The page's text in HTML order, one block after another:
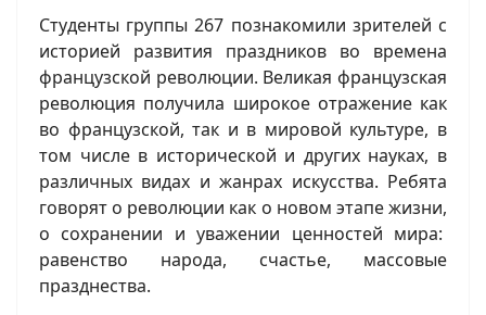
Студенты группы 267 познакомили зрителей с
историей развития праздников во времена
французской революции. Великая французская
революция получила широкое отражение как
во французской, так и в мировой культуре, в
том числе в исторической и других науках, в
различных видах и жанрах искусства. Ребята
говорят о революции как о новом этапе жизни,
о сохранении и уважении ценностей мира:
равенство народа, счастье, массовые
празднества.